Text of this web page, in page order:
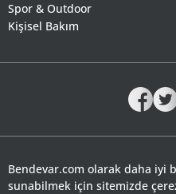
Spor & Outdoor
Kişisel Bakım
Bendevar.com olarak daha iyi
sunabilmek için sitemizde